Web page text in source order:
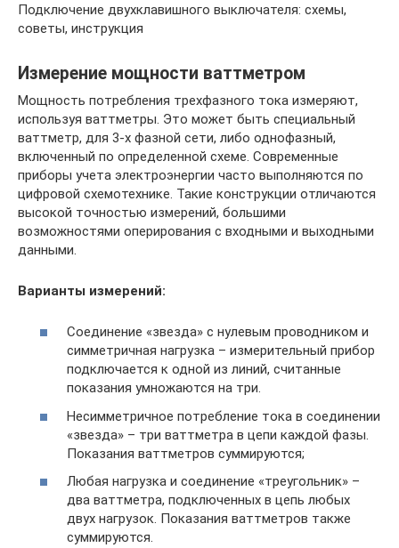
Подключение двухклавишного выключателя: схемы,
советы, инструкция
Измерение мощности ваттметром
Мощность потребления трехфазного тока измеряют,
используя ваттметры. Это может быть специальный
ваттметр, для 3-х фазной сети, либо однофазный,
включенный по определенной схеме. Современные
приборы учета электроэнергии часто выполняются по
цифровой схемотехнике. Такие конструкции отличаются
высокой точностью измерений, большими
возможностями оперирования с входными и выходными
данными.
Варианты измерений:
Соединение «звезда» с нулевым проводником и
симметричная нагрузка – измерительный прибор
подключается к одной из линий, считанные
показания умножаются на три.
Несимметричное потребление тока в соединении
«звезда» – три ваттметра в цепи каждой фазы.
Показания ваттметров суммируются;
Любая нагрузка и соединение «треугольник» –
два ваттметра, подключенных в цепь любых
двух нагрузок. Показания ваттметров также
суммируются.